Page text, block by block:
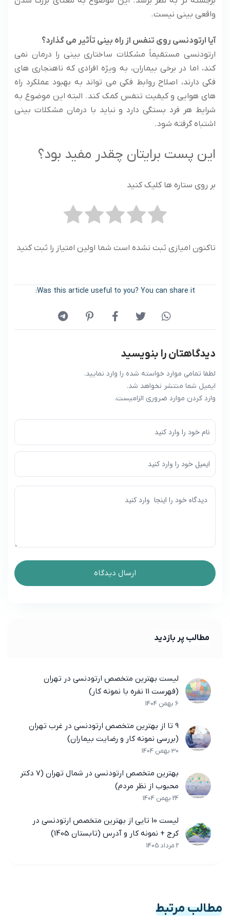
واقعی بینی نیست.
آیا ارتودنسی روی تنفس از راه بینی تأثیر می‌ گذارد؟
ارتودنسی مستقیماً مشکلات ساختاری بینی را درمان نمی‌
کند، اما در برخی بیماران، به‌ ویژه افرادی که ناهنجاری‌ های
فکی دارند، اصلاح روابط فکی می‌ تواند به بهبود عملکرد راه‌
های هوایی و کیفیت تنفس کمک کند. البته این موضوع به
شرایط هر فرد بستگی دارد و نباید با درمان مشکلات بینی
اشتباه گرفته شود.
این پست برایتان چقدر مفید بود؟
بر روی ستاره ها کلیک کنید
تاکنون امیازی ثبت نشده است شما اولین امتیاز را ثبت کنید
Was this article useful to you? You can share it:
دیدگاهتان را بنویسید
لطفا تمامی موارد خواسته شده را وارد نمایید.
ایمیل شما منتشر نخواهد شد.
وارد کردن موارد ضروری الزامیست.
مطالب پر بازدید
لیست بهترین متخصص ارتودنسی در تهران
(فهرست 11 نفره با نمونه کار)
6 بهمن 1404
9 تا از بهترین متخصص ارتودنسی در غرب تهران
(بررسی نمونه کار و رضایت بیماران)
30 بهمن 1404
بهترین متخصص ارتودنسی در شمال تهران (7 دکتر
محبوب از نظر مردم)
24 بهمن 1404
لیست 10 تایی از بهترین متخصص ارتودنسی در
کرج + نمونه کار و آدرس (تابستان 1405)
2 مرداد 1405
مطالب مرتبط